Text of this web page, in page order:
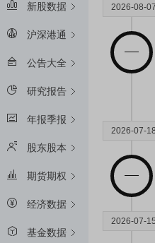
新股数据
沪深港通
公告大全
研究报告
年报季报
股东股本
期货期权
经济数据
基金数据
2026-08-07
2026-07-18
2026-07-15